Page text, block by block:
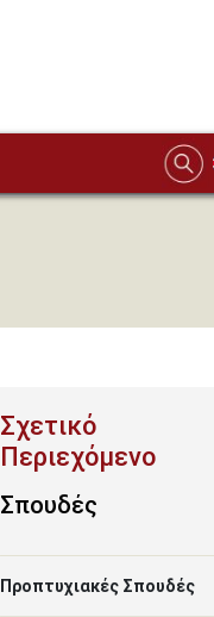
Σπουδές
Προπτυχιακές Σπουδές